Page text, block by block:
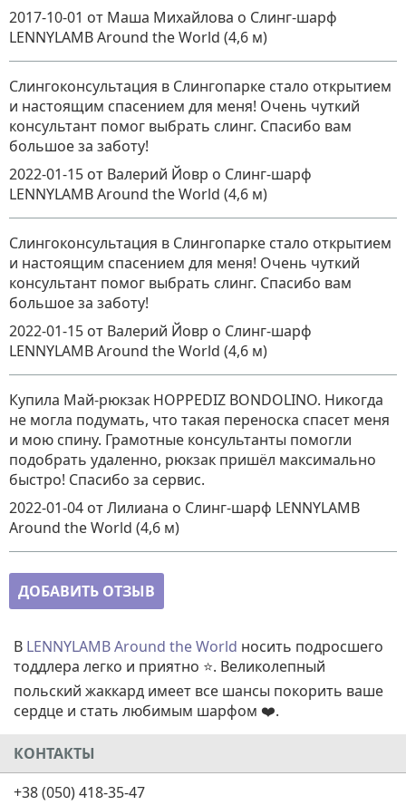
2017-10-01 от Маша Михайлова о Слинг-шарф
LENNYLAMB Around the World (4,6 м)
Слингоконсультация в Слингопарке стало открытием
и настоящим спасением для меня! Очень чуткий
консультант помог выбрать слинг. Спасибо вам
большое за заботу!
2022-01-15 от Валерий Йовр о Слинг-шарф
LENNYLAMB Around the World (4,6 м)
Слингоконсультация в Слингопарке стало открытием
и настоящим спасением для меня! Очень чуткий
консультант помог выбрать слинг. Спасибо вам
большое за заботу!
2022-01-15 от Валерий Йовр о Слинг-шарф
LENNYLAMB Around the World (4,6 м)
Купила Май-рюкзак HOPPEDIZ BONDOLINO. Никогда
не могла подумать, что такая переноска спасет меня
и мою спину. Грамотные консультанты помогли
подобрать удаленно, рюкзак пришёл максимально
быстро! Спасибо за сервис.
2022-01-04 от Лилиана о Слинг-шарф LENNYLAMB
Around the World (4,6 м)
ДОБАВИТЬ ОТЗЫВ
В LENNYLAMB Around the World носить подросшего
тоддлера легко и приятно ⭐. Великолепный
польский жаккард имеет все шансы покорить ваше
сердце и стать любимым шарфом ❤️.
КОНТАКТЫ
+38 (050) 418-35-47